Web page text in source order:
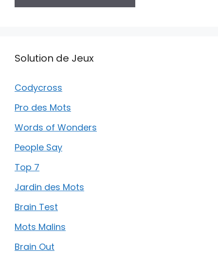
Solution de Jeux
Codycross
Pro des Mots
Words of Wonders
People Say
Top 7
Jardin des Mots
Brain Test
Mots Malins
Brain Out